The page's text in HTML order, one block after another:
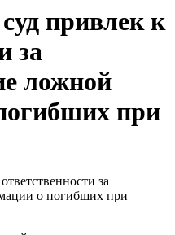
привлек к
за
ложной
при